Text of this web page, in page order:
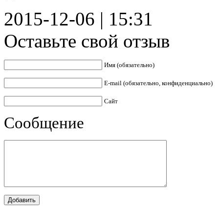
2015-12-06 | 15:31
Оставьте свой отзыв
Имя (обязательно)
E-mail (обязательно, конфиденциально)
Сайт
Сообщение